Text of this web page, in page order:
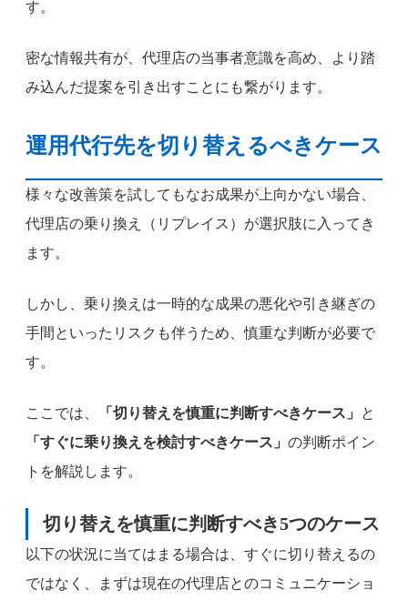
す。
密な情報共有が、代理店の当事者意識を高め、より踏
み込んだ提案を引き出すことにも繋がります。
運用代行先を切り替えるべきケース
様々な改善策を試してもなお成果が上向かない場合、
代理店の乗り換え（リプレイス）が選択肢に入ってき
ます。
しかし、乗り換えは一時的な成果の悪化や引き継ぎの
手間といったリスクも伴うため、慎重な判断が必要で
す。
ここでは、 「切り替えを慎重に判断すべきケース」
と
「すぐに乗り換えを検討すべきケース」 の判断ポイン
トを解説します。
切り替えを慎重に判断すべき5つのケース
以下の状況に当てはまる場合は、すぐに切り替えるの
ではなく、まずは現在の代理店とのコミュニケーショ